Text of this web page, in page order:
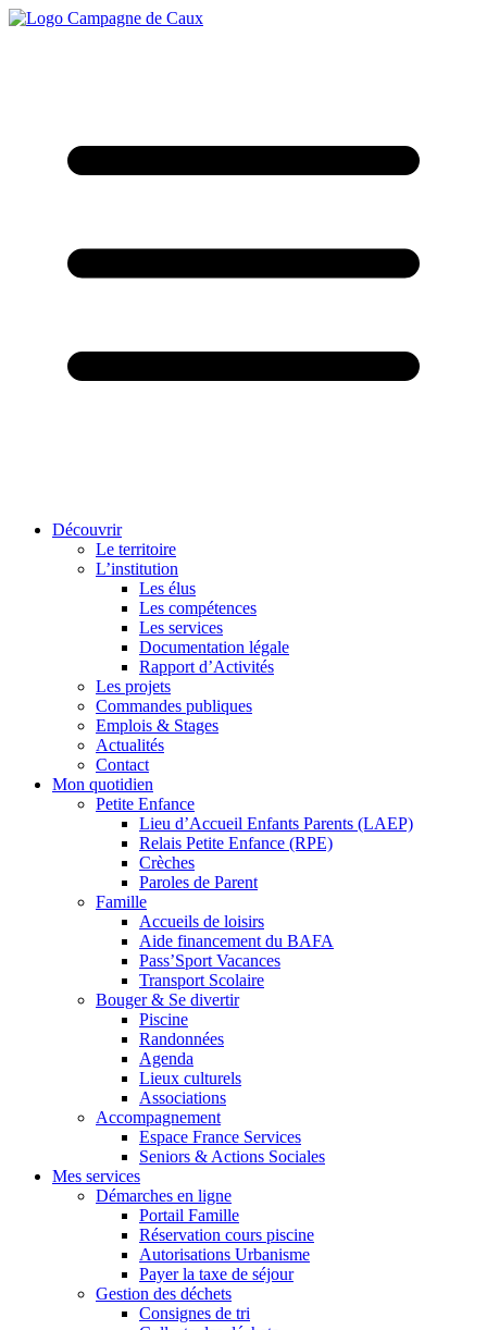
Découvrir
Le territoire
L’institution
Les élus
Les compétences
Les services
Documentation légale
Rapport d’Activités
Les projets
Commandes publiques
Emplois & Stages
Actualités
Contact
Mon quotidien
Petite Enfance
Lieu d’Accueil Enfants Parents (LAEP)
Relais Petite Enfance (RPE)
Crèches
Paroles de Parent
Famille
Accueils de loisirs
Aide financement du BAFA
Pass’Sport Vacances
Transport Scolaire
Bouger & Se divertir
Piscine
Randonnées
Agenda
Lieux culturels
Associations
Accompagnement
Espace France Services
Seniors & Actions Sociales
Mes services
Démarches en ligne
Portail Famille
Réservation cours piscine
Autorisations Urbanisme
Payer la taxe de séjour
Gestion des déchets
Consignes de tri